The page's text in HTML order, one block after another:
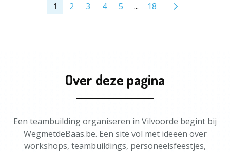
1 2 3 4 5 ... 18
Over deze pagina
Een teambuilding organiseren in Vilvoorde begint bij
WegmetdeBaas.be. Een site vol met ideeën over
workshops, teambuildings, personeelsfeestjes,